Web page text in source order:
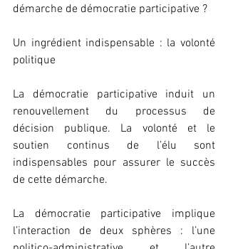
démarche de démocratie participative ?
Un ingrédient indispensable : la volonté
politique
La démocratie participative induit un
renouvellement du processus de
décision publique. La volonté et le
soutien continus de l’élu sont
indispensables pour assurer le succès
de cette démarche.
La démocratie participative implique
l’interaction de deux sphères : l’une